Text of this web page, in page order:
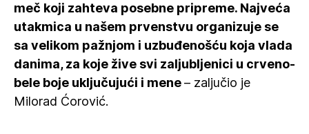
meč koji zahteva posebne pripreme. Najveća
utakmica u našem prvenstvu organizuje se
sa velikom pažnjom i uzbuđenošću koja vlada
danima, za koje žive svi zaljubljenici u crveno-
bele boje uključujući i mene– zaljučio je
Milorad Ćorović.